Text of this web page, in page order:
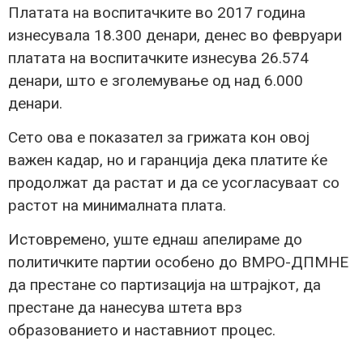
Платата на воспитачките во 2017 година
изнесувала 18.300 денари, денес во февруари
платата на воспитачките изнесува 26.574
денари, што е зголемување од над 6.000
денари.
Сето ова е показател за грижата кон овој
важен кадар, но и гаранција дека платите ќе
продолжат да растат и да се усогласуваат со
растот на минималната плата.
Истовремено, уште еднаш апелираме до
политичките партии особено до ВМРО-ДПМНЕ
да престане со партизација на штрајкот, да
престане да нанесува штета врз
образованието и наставниот процес.